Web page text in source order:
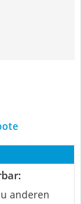
anderen